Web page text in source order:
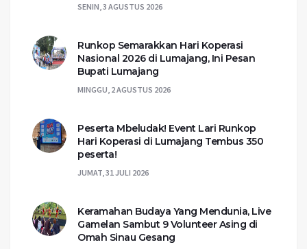
SENIN, 3 AGUSTUS 2026
Runkop Semarakkan Hari Koperasi
Nasional 2026 di Lumajang, Ini Pesan
Bupati Lumajang
MINGGU, 2 AGUSTUS 2026
Peserta Mbeludak! Event Lari Runkop
Hari Koperasi di Lumajang Tembus 350
peserta!
JUMAT, 31 JULI 2026
Keramahan Budaya Yang Mendunia, Live
Gamelan Sambut 9 Volunteer Asing di
Omah Sinau Gesang